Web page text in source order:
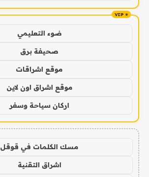
ضوء التعليمي
صحيفة برق
موقع اشراقات
موقع اشراق اون لاين
اركان سياحة وسفر
مسك الكلمات في قوقل
اشراق التقنية